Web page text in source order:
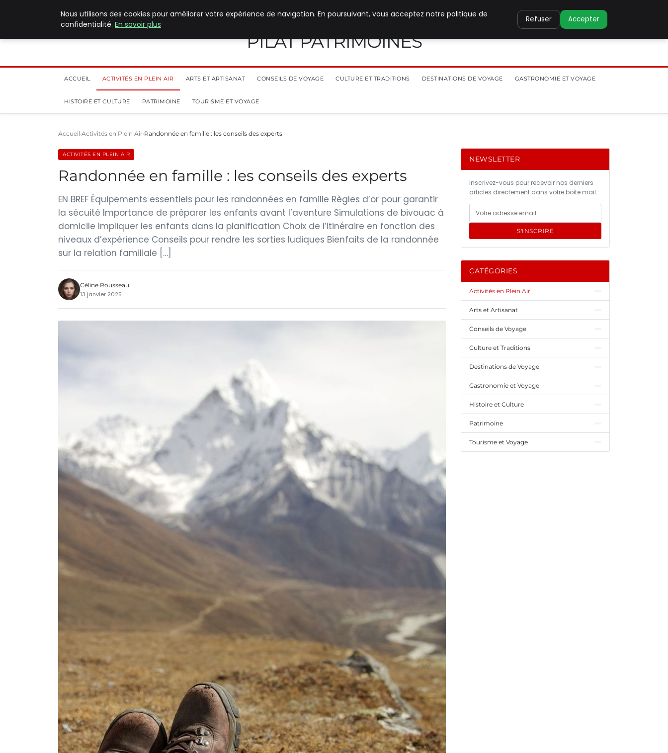
PILAT PATRIMOINES
ACCUEIL ACTIVITÉS EN PLEIN AIR ARTS ET ARTISANAT CONSEILS DE VOYAGE CULTURE ET TRADITIONS DESTINATIONS DE VOYAGE GASTRONOMIE ET VOYAGE
HISTOIRE ET CULTURE PATRIMOINE TOURISME ET VOYAGE
Accueil Activités en Plein Air Randonnée en famille : les conseils des experts
ACTIVITÉS EN PLEIN AIR
Randonnée en famille : les conseils des experts
EN BREF Équipements essentiels pour les randonnées en famille Règles d’or pour garantir
la sécuité Importance de préparer les enfants avant l’aventure Simulations de bivouac à
domicile Impliquer les enfants dans la planification Choix de l’itinéraire en fonction des
niveaux d’expérience Conseils pour rendre les sorties ludiques Bienfaits de la randonnée
sur la relation familiale […]
Céline Rousseau
13 janvier 2025
NEWSLETTER
Inscrivez-vous pour recevoir nos derniers
articles directement dans votre boîte mail.
S'INSCRIRE
CATÉGORIES
Activités en Plein Air
Arts et Artisanat
Conseils de Voyage
Culture et Traditions
Destinations de Voyage
Gastronomie et Voyage
Histoire et Culture
Patrimoine
Tourisme et Voyage
Nous utilisons des cookies pour améliorer votre expérience de navigation. En poursuivant, vous acceptez notre politique de
confidentialité. En savoir plus
Refuser Accepter